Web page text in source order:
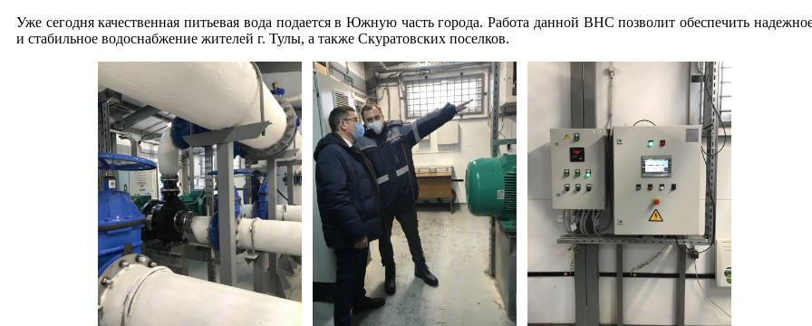
Уже сегодня качественная питьевая вода подается в Южную часть города. Работа данной ВНС позволит обеспечить
и стабильное водоснабжение жителей г. Тулы, а также Скуратовских поселков.